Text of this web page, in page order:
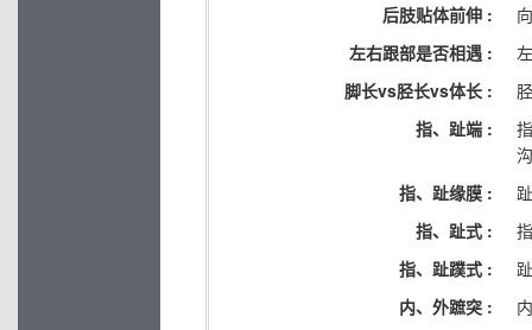
后肢贴体前伸 :
左右跟部是否相遇 :
脚长vs胫长vs体长 :
指、趾端 :
指、趾缘膜 :
指、趾式 :
指、趾蹼式 :
内、外蹠突 :